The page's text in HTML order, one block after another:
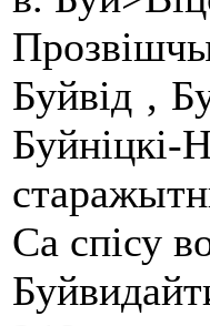
Буйвід ,
Са спісу